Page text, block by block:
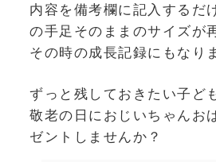
内容を備考欄に記入するだ
の手足そのままのサイズが
その時の成長記録にもなり
ずっと残しておきたい子ど
敬老の日におじいちゃんお
ゼントしませんか？